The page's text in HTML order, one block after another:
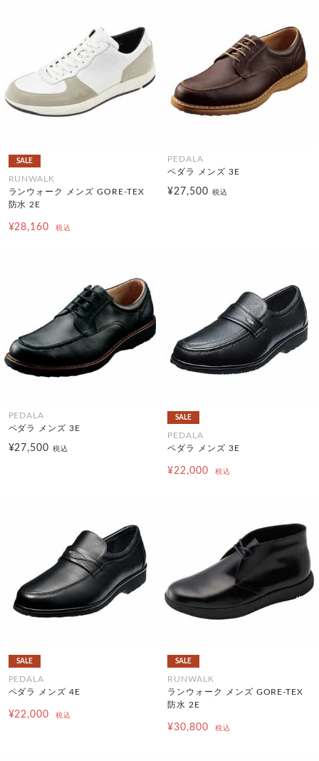
SALE
RUNWALK
ランウォーク メンズ GORE-TEX
防水 2E
¥28,160 税込
PEDALA
ペダラ メンズ 3E
¥27,500 税込
PEDALA
ペダラ メンズ 3E
¥27,500税込
SALE
PEDALA
ペダラ メンズ 3E
¥22,000 税込
SALE
PEDALA
ペダラ メンズ 4E
¥22,000 税込
SALE
RUNWALK
ランウォーク メンズ GORE-TEX
防水 2E
¥30,800 税込